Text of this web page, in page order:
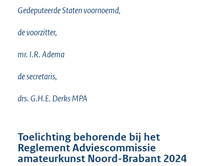
Gedeputeerde Staten voornoemd,
de voorzitter,
mr. I.R. Adema
de secretaris,
drs. G.H.E. Derks MPA
Toelichting behorende bij het
Reglement Adviescommissie
amateurkunst Noord-Brabant 2024